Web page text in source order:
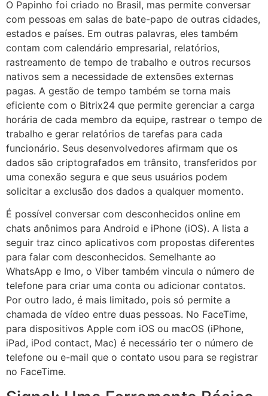
O Papinho foi criado no Brasil, mas permite conversar
com pessoas em salas de bate-papo de outras cidades,
estados e países. Em outras palavras, eles também
contam com calendário empresarial, relatórios,
rastreamento de tempo de trabalho e outros recursos
nativos sem a necessidade de extensões externas
pagas. A gestão de tempo também se torna mais
eficiente com o Bitrix24 que permite gerenciar a carga
horária de cada membro da equipe, rastrear o tempo de
trabalho e gerar relatórios de tarefas para cada
funcionário. Seus desenvolvedores afirmam que os
dados são criptografados em trânsito, transferidos por
uma conexão segura e que seus usuários podem
solicitar a exclusão dos dados a qualquer momento.
É possível conversar com desconhecidos online em
chats anônimos para Android e iPhone (iOS). A lista a
seguir traz cinco aplicativos com propostas diferentes
para falar com desconhecidos. Semelhante ao
WhatsApp e Imo, o Viber também vincula o número de
telefone para criar uma conta ou adicionar contatos.
Por outro lado, é mais limitado, pois só permite a
chamada de vídeo entre duas pessoas. No FaceTime,
para dispositivos Apple com iOS ou macOS (iPhone,
iPad, iPod contact, Mac) é necessário ter o número de
telefone ou e-mail que o contato usou para se registrar
no FaceTime.